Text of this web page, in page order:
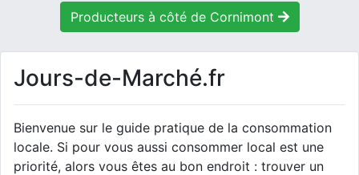
Producteurs à côté de Cornimont
Jours-de-Marché.fr
Bienvenue sur le guide pratique de la consommation
locale. Si pour vous aussi consommer local est une
priorité, alors vous êtes au bon endroit : trouver un